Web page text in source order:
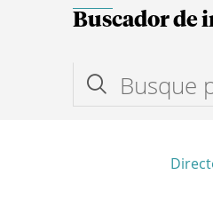
Buscador de